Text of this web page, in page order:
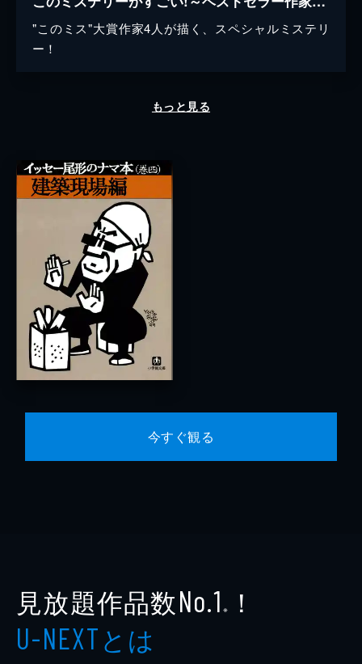
"このミス"大賞作家4人が描く、スペシャルミステリ
ー！
もっと見る
今すぐ観る
見放題作品数No.1 ※ ！
U-NEXTとは